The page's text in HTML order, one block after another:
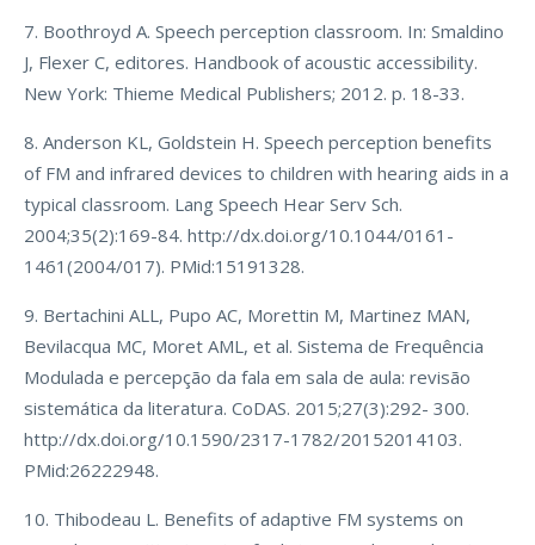
7. Boothroyd A. Speech perception classroom. In: Smaldino
J, Flexer C, editores. Handbook of acoustic accessibility.
New York: Thieme Medical Publishers; 2012. p. 18-33.
8. Anderson KL, Goldstein H. Speech perception benefits
of FM and infrared devices to children with hearing aids in a
typical classroom. Lang Speech Hear Serv Sch.
2004;35(2):169-84. http://dx.doi.org/10.1044/0161-
1461(2004/017). PMid:15191328.
9. Bertachini ALL, Pupo AC, Morettin M, Martinez MAN,
Bevilacqua MC, Moret AML, et al. Sistema de Frequência
Modulada e percepção da fala em sala de aula: revisão
sistemática da literatura. CoDAS. 2015;27(3):292- 300.
http://dx.doi.org/10.1590/2317-1782/20152014103.
PMid:26222948.
10. Thibodeau L. Benefits of adaptive FM systems on